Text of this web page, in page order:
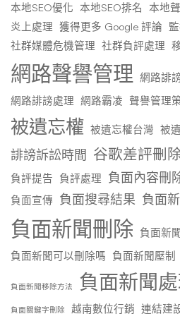
本地SEO優化 本地SEO排名 本地
炎上處理 獲得更多 Google 評論
社群媒體危機管理 社群負評處理
網路聲譽管理 網路誹
網路誹謗處理 網路霸凌 聲譽管理
被遺忘權 被遺忘權台灣 被
誹謗訴訟時間 谷歌差評刪
負評提告 負評處理 負面內容刪
負面宣傳 負面搜尋結果 負面
負面新聞刪除 負面新
負面新聞可以刪除嗎 負面新聞壓制
負面新聞移除方法 負面新聞
負面關鍵字刪除 越南數位行銷 連結建